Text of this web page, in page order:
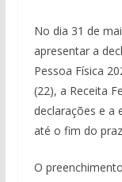
No dia 31 de
apresentar a
Pessoa Física
(22), a Receita
declarações e a
até o fim do
O